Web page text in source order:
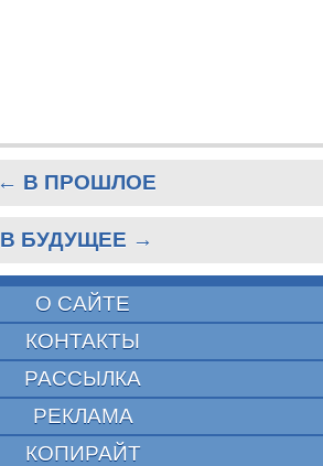
← В ПРОШЛОЕ
В БУДУЩЕЕ →
О САЙТЕ
КОНТАКТЫ
РАССЫЛКА
РЕКЛАМА
КОПИРАЙТ